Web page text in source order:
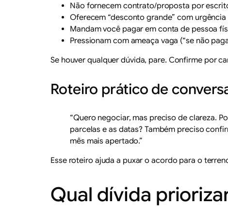
Não fornecem contrato/proposta por
Oferecem “desconto grande” com
Mandam você pagar em conta de pessoa
Pressionam com ameaça vaga (“se não
Se houver qualquer dúvida, pare. Confirme por
Roteiro prático de
“Quero negociar, mas preciso de clareza.
parcelas e as datas? Também preciso
mês mais apertado.”
Esse roteiro ajuda a puxar o acordo para o
Qual dívida